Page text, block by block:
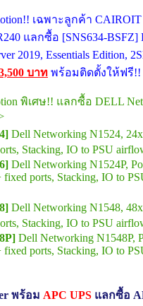
เฉพาะลูกค้า
แลกซื้อ [SNS634-
2019, Essentials Edition,
บาท พร้อมติดตั้งให้ฟรี!!
พิเศษ!! แลกซื้อ DELL
Dell Networking N1524,
Stacking, IO to PSU
Dell Networking N1524P,
fixed ports, Stacking, IO to
Dell Networking N1548,
Stacking, IO to PSU
Dell Networking N1548P,
fixed ports, Stacking, IO to
พร้อม APC UPS แลกซื้อ